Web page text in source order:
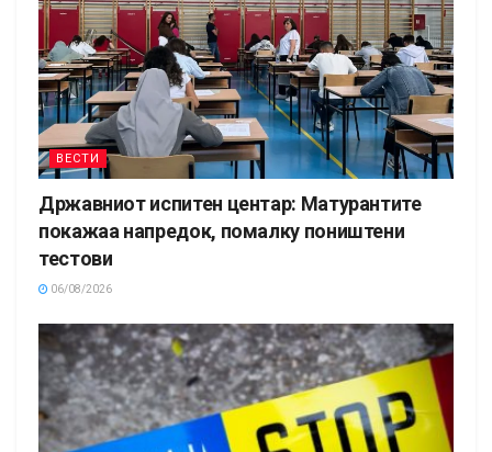
ВЕСТИ
Државниот испитен центар: Матурантите
покажаа напредок, помалку поништени
тестови
06/08/2026